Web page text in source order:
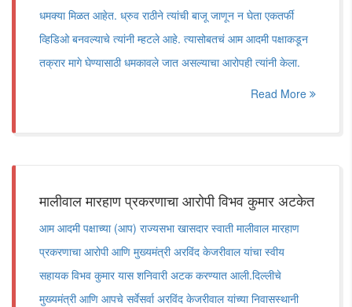
धमक्या मिळत आहेत. ध्रुव राठीने त्यांची बाजू जाणून न घेता एकतर्फी
व्हिडिओ बनवल्याचे त्यांनी म्हटले आहे. त्यासोबतचं आम आदमी पक्षाकडून
तक्रार मागे घेण्यासाठी धमकावले जात असल्याचा आरोपही त्यांनी केला.
Read More
मालीवाल मारहाण प्रकरणाचा आरोपी विभव कुमार अटकेत
आम आदमी पक्षाच्या (आप) राज्यसभा खासदार स्वाती मालीवाल मारहाण
प्रकरणाचा आरोपी आणि मुख्यमंत्री अरविंद केजरीवाल यांचा स्वीय
सहायक विभव कुमार यास शनिवारी अटक करण्यात आली.दिल्लीचे
मुख्यमंत्री आणि आपचे सर्वेसर्वा अरविंद केजरीवाल यांच्या निवासस्थानी